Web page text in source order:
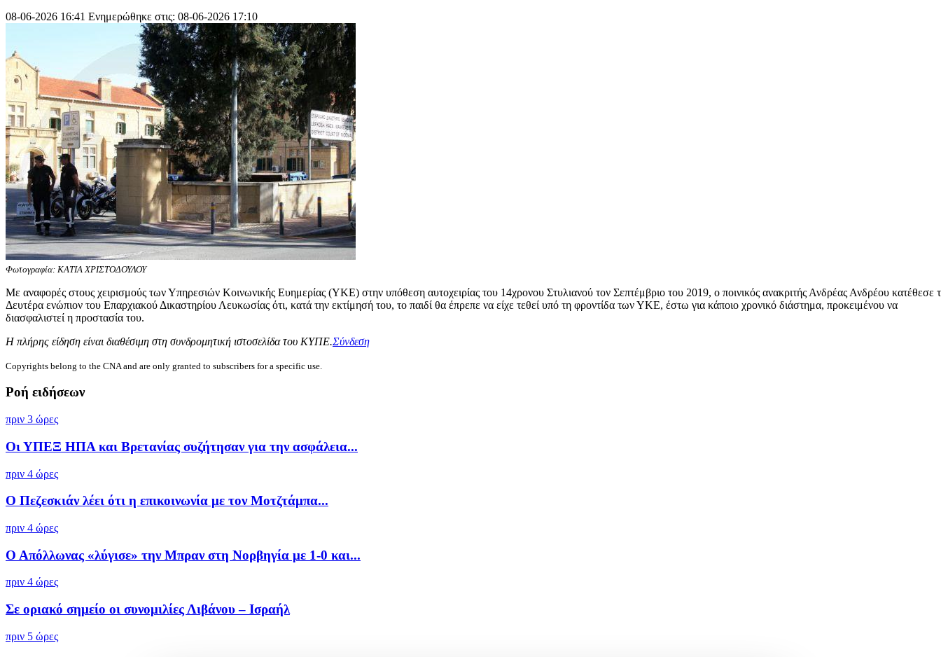
08-06-2026 16:41 Ενημερώθηκε στις: 08-06-2026 17:10
Φωτογραφία: ΚΑΤΙΑ ΧΡΙΣΤΟΔΟΥΛΟΥ
Με αναφορές στους χειρισμούς των Υπηρεσιών Κοινωνικής Ευημερίας (ΥΚΕ) στην υπόθεση αυτοχειρίας του 14χρονου Στυλιανού τον Σεπτέμβριο του 2019, ο ποινικός ανακριτής Ανδρέας Ανδρέου κατέθεσε
Δευτέρα ενώπιον του Επαρχιακού Δικαστηρίου Λευκωσίας ότι, κατά την εκτίμησή του, το παιδί θα έπρεπε να είχε τεθεί υπό τη φροντίδα των ΥΚΕ, έστω για κάποιο χρονικό διάστημα, προκειμένου να
διασφαλιστεί η προστασία του.
Η πλήρης είδηση είναι διαθέσιμη στη συνδρομητική ιστοσελίδα του ΚΥΠΕ.Σύνδεση
Copyrights belong to the CNA and are only granted to subscribers for a specific use.
Ροή ειδήσεων
πριν 3 ώρες
Οι ΥΠΕΞ ΗΠΑ και Βρετανίας συζήτησαν για την ασφάλεια...
πριν 4 ώρες
Ο Πεζεσκιάν λέει ότι η επικοινωνία με τον Μοτζτάμπα...
πριν 4 ώρες
Ο Απόλλωνας «λύγισε» την Μπραν στη Νορβηγία με 1-0 και...
πριν 4 ώρες
Σε οριακό σημείο οι συνομιλίες Λιβάνου – Ισραήλ
πριν 5 ώρες